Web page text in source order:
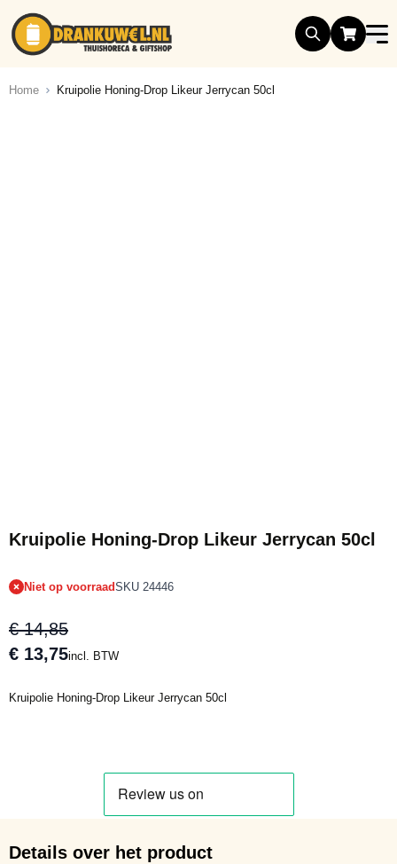
Ga naar de inhoud
Home Kruipolie Honing-Drop Likeur Jerrycan 50cl
Kruipolie Honing-Drop Likeur Jerrycan 50cl
Niet op voorraadSKU 24446
€ 14,85
€ 13,75incl. BTW
Kruipolie Honing-Drop Likeur Jerrycan 50cl
Details over het product